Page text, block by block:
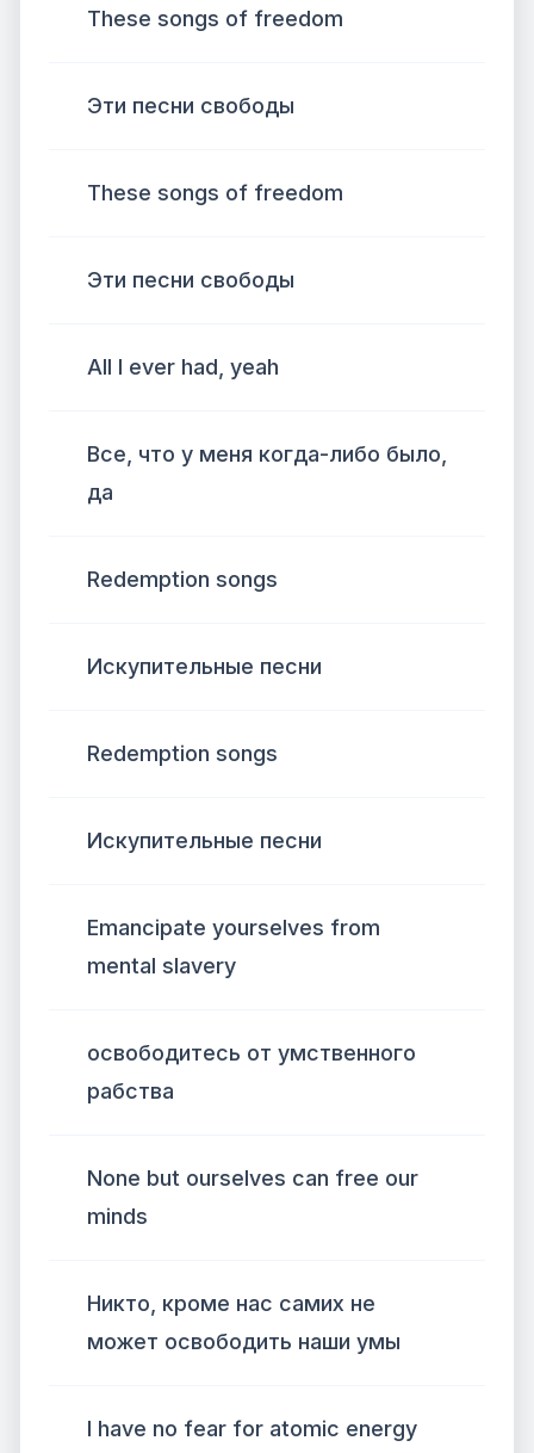
These songs of freedom
Эти песни свободы
These songs of freedom
Эти песни свободы
All I ever had, yeah
Все, что у меня когда-либо было,
да
Redemption songs
Искупительные песни
Redemption songs
Искупительные песни
Emancipate yourselves from
mental slavery
освободитесь от умственного
рабства
None but ourselves can free our
minds
Никто, кроме нас самих не
может освободить наши умы
I have no fear for atomic energy